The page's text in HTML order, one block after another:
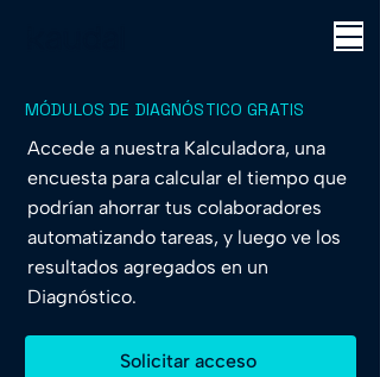
MÓDULOS DE DIAGNÓSTICO GRATIS
Accede a nuestra Kalculadora, una
encuesta para calcular el tiempo que
podrían ahorrar tus colaboradores
automatizando tareas, y luego ve los
resultados agregados en un
Diagnóstico.
Solicitar acceso